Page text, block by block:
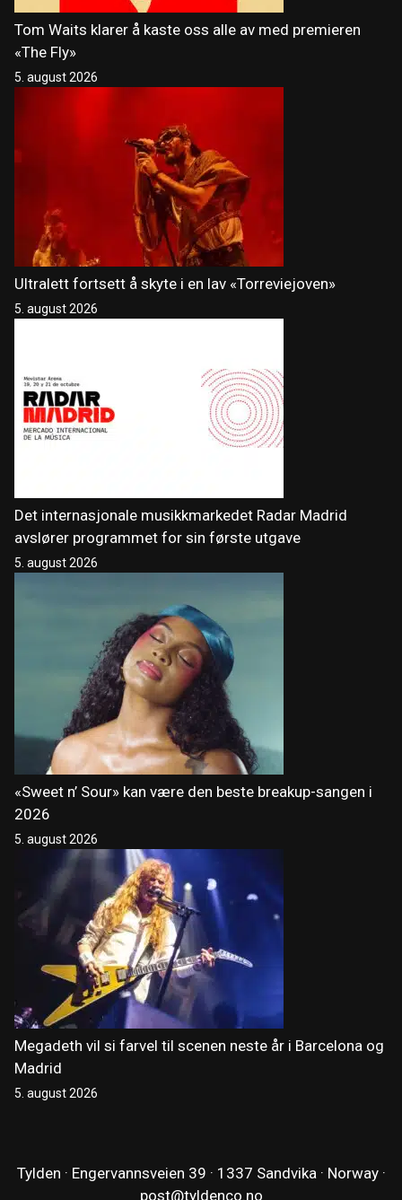
Tom Waits klarer å kaste oss alle av med premieren
«The Fly»
5. august 2026
Ultralett fortsett å skyte i en lav «Torreviejoven»
5. august 2026
Det internasjonale musikkmarkedet Radar Madrid
avslører programmet for sin første utgave
5. august 2026
«Sweet n’ Sour» kan være den beste breakup-sangen i
2026
5. august 2026
Megadeth vil si farvel til scenen neste år i Barcelona og
Madrid
5. august 2026
Tylden · Engervannsveien 39 · 1337 Sandvika · Norway ·
post@tyldenco.no